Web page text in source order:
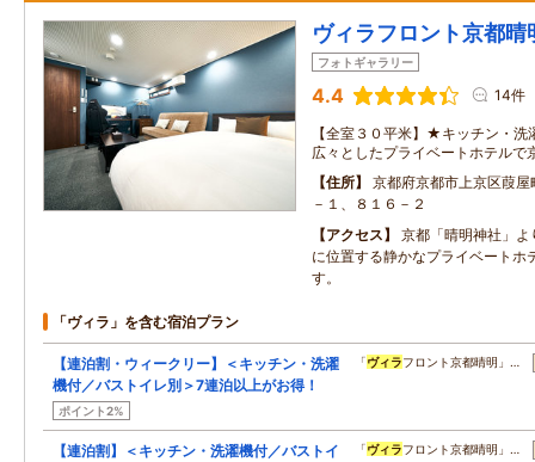
ヴィラフロント京都晴
フォトギャラリー
4.4 14件
【全室３０平米】★キッチン・
広々としたプライベートホテルで
住所
京都府京都市上京区葭
－１、８１６－２
アクセス
京都「晴明神社」
に位置する静かなプライベートホ
す。
「ヴィラ」を含む宿泊プラン
【連泊割・ウィークリー】＜キッチン・洗濯
機付／バストイレ別＞7連泊以上がお得！
ポイント2%
「ヴィラフロント京都晴明」…
【連泊割】＜キッチン・洗濯機付／バストイ
「ヴィラフロント京都晴明」…